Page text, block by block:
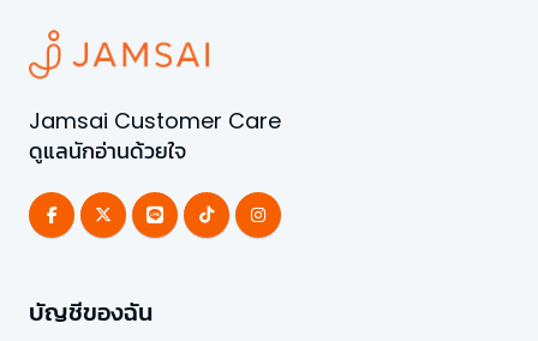
Jamsai Customer Care
ดูแลนักอ่านด้วยใจ
บัญชีของฉัน